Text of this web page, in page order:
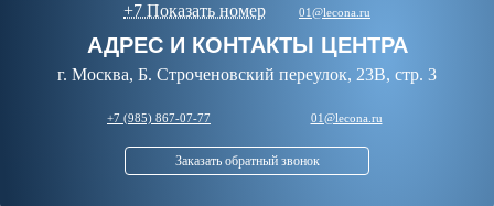
+7 Показать номер 01@lecona.ru
АДРЕС И КОНТАКТЫ ЦЕНТРА
г. Москва, Б. Строченовский переулок, 23В, стр. 3
+7 (985) 867-07-77 01@lecona.ru
Заказать обратный звонок